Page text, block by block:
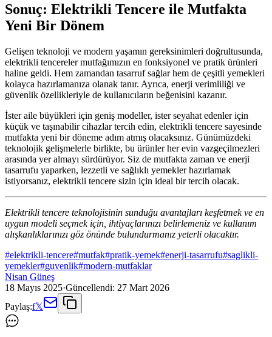
Sonuç: Elektrikli Tencere ile Mutfakta
Yeni Bir Dönem
Gelişen teknoloji ve modern yaşamın gereksinimleri doğrultusunda,
elektrikli tencereler mutfağımızın en fonksiyonel ve pratik ürünleri
haline geldi. Hem zamandan tasarruf sağlar hem de çeşitli yemekleri
kolayca hazırlamanıza olanak tanır. Ayrıca, enerji verimliliği ve
güvenlik özellikleriyle de kullanıcıların beğenisini kazanır.
İster aile büyükleri için geniş modeller, ister seyahat edenler için
küçük ve taşınabilir cihazlar tercih edin, elektrikli tencere sayesinde
mutfakta yeni bir döneme adım atmış olacaksınız. Günümüzdeki
teknolojik gelişmelerle birlikte, bu ürünler her evin vazgeçilmezleri
arasında yer almayı sürdürüyor. Siz de mutfakta zaman ve enerji
tasarrufu yaparken, lezzetli ve sağlıklı yemekler hazırlamak
istiyorsanız, elektrikli tencere sizin için ideal bir tercih olacak.
Elektrikli tencere teknolojisinin sunduğu avantajları keşfetmek ve en
uygun modeli seçmek için, ihtiyaçlarınızı belirlemeniz ve kullanım
alışkanlıklarınızı göz önünde bulundurmanız yeterli olacaktır.
#elektrikli-tencere#mutfak#pratik-yemek#enerji-tasarrufu#saglikli-
yemekler#guvenlik#modern-mutfaklar
Nisan Güneş
18 Mayıs 2025·Güncellendi: 27 Mart 2026
Paylaş:f𝕏